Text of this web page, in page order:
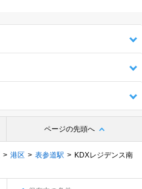
ページの先頭へ
港区 表参道駅
KDXレジデンス南